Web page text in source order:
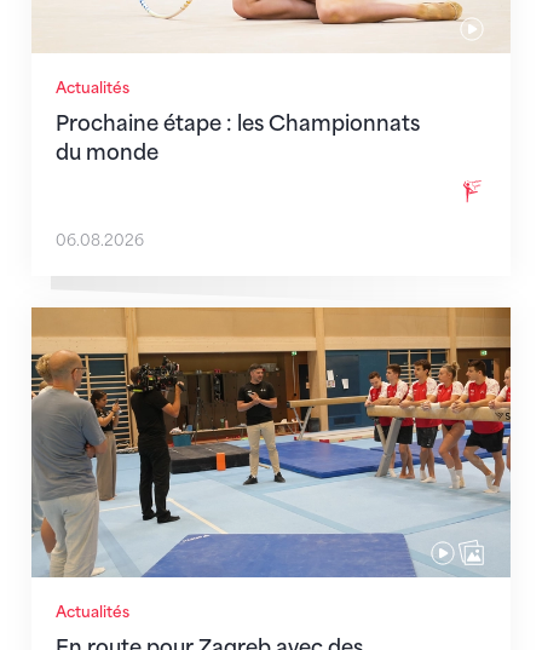
Actualités
Prochaine étape : les Championnats
du monde
06.08.2026
Actualités
En route pour Zagreb avec des objectifs clairs